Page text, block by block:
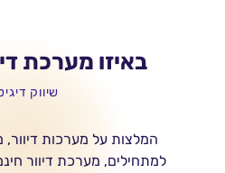
באיזו מערכת
שיווק
המלצות על מערכות דיוור,
למתחילים, מערכת דיוור